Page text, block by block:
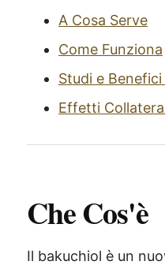
A Cosa Serve
Come Funziona
Studi e
Effetti
Che Cos'è
Il bakuchiol è un